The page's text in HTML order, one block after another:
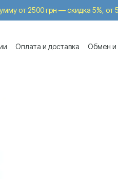
от 2500 грн — скидка 5%,
Оплата и доставка Обмен и